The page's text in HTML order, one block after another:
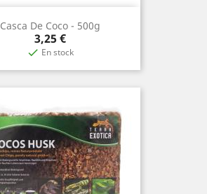
Casca De Coco - 500g
Precio
3,25 €
 En stock